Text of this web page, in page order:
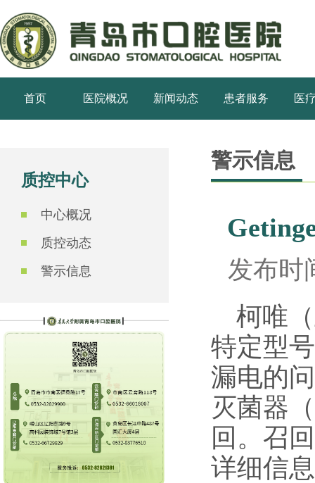
首页 医院概况 新闻动态 患者服务 医
质控中心
中心概况
质控动态
警示信息
警示信息
发布时
柯唯
特定型
漏电的
灭菌器
回。召
详细信